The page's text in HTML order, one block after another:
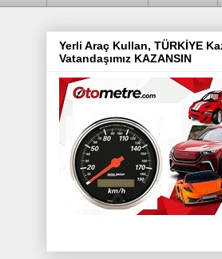
Yerli Araç Kullan, TÜRKİYE
Vatandaşımız KAZANSIN